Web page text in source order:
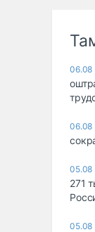
06.08
06.08
05.08
271
05.08